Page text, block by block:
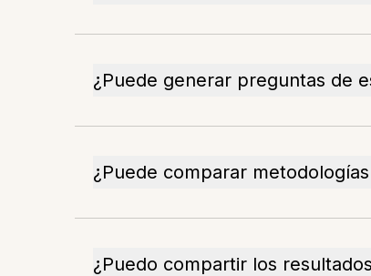
¿Puede generar preguntas de
¿Puede comparar
¿Puedo compartir los